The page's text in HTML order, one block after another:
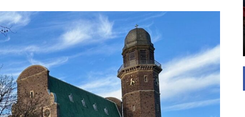
Werkshallen des Industriezeitalters. Die Basis für
diesen Stil sind große Räume, schlicht gehalten
mit rustikalen Elementen und großen
Fensterflächen. Wie so vieles wurde ...